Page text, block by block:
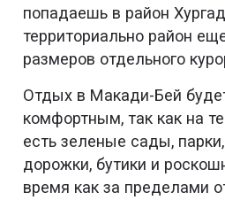
попадаешь в район
территориально район
размеров отдельного
Отдых в Макади-Бей
комфортным, так как на
есть зеленые сады,
дорожки, бутики и
время как за пределами